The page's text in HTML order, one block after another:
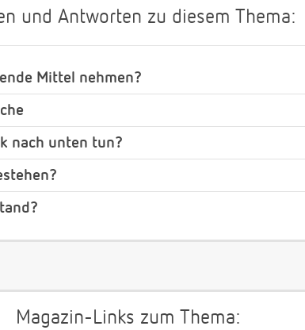
und Antworten zu diesem Thema:
Mittel nehmen?
nach unten tun?
Magazin-Links zum Thema: